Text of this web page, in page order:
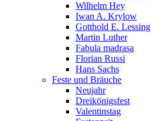
Wilhelm Hey
Iwan A. Krylow
Gotthold E. Lessing
Martin Luther
Fabula madrasa
Florian Russi
Hans Sachs
Feste und Bräuche
Neujahr
Dreikönigsfest
Valentinstag